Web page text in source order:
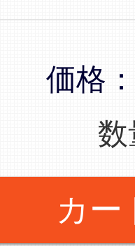
価格
数
カー